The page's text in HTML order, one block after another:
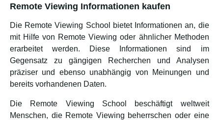
Remote Viewing Informationen kaufen
Die Remote Viewing School bietet Informationen an, die
mit Hilfe von Remote Viewing oder ähnlicher Methoden
erarbeitet werden. Diese Informationen sind im
Gegensatz zu gängigen Recherchen und Analysen
präziser und ebenso unabhängig von Meinungen und
bereits vorhandenen Daten.
Die Remote Viewing School beschäftigt weltweit
Menschen, die Remote Viewing beherrschen oder eine